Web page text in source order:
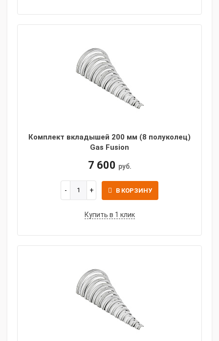
Комплект вкладышей 200 мм (8 полуколец)
Gas Fusion
7 600 руб.
В КОРЗИНУ
Купить в 1 клик